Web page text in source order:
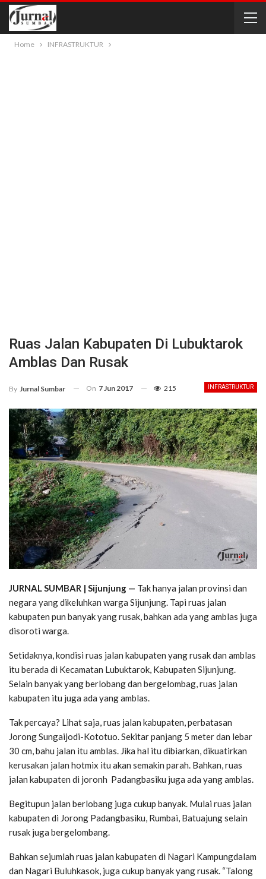
Home INFRASTRUKTUR
Ruas Jalan Kabupaten Di Lubuktarok
Amblas Dan Rusak
INFRASTRUKTUR
By Jurnal Sumbar On 7 Jun 2017 215
JURNAL SUMBAR | Sijunjung — Tak hanya jalan provinsi dan
negara yang dikeluhkan warga Sijunjung. Tapi ruas jalan
kabupaten pun banyak yang rusak, bahkan ada yang amblas juga
disoroti warga.
Setidaknya, kondisi ruas jalan kabupaten yang rusak dan amblas
itu berada di Kecamatan Lubuktarok, Kabupaten Sijunjung.
Selain banyak yang berlobang dan bergelombag, ruas jalan
kabupaten itu juga ada yang amblas.
Tak percaya? Lihat saja, ruas jalan kabupaten, perbatasan
Jorong Sungaijodi-Kototuo. Sekitar panjang 5 meter dan lebar
30 cm, bahu jalan itu amblas. Jika hal itu dibiarkan, dikuatirkan
kerusakan jalan hotmix itu akan semakin parah. Bahkan, ruas
jalan kabupaten di joronh Padangbasiku juga ada yang amblas.
Begitupun jalan berlobang juga cukup banyak. Mulai ruas jalan
kabupaten di Jorong Padangbasiku, Rumbai, Batuajung selain
rusak juga bergelombang.
Bahkan sejumlah ruas jalan kabupaten di Nagari Kampungdalam
dan Nagari Buluhkasok, juga cukup banyak yang rusak. “Talong